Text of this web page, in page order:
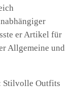
er Artikel für
Allgemeine und